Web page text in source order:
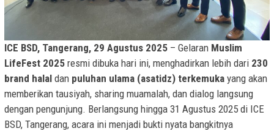
ICE BSD, Tangerang, 29 Agustus 2025 – Gelaran Muslim
LifeFest 2025 resmi dibuka hari ini, menghadirkan lebih dari 230
brand halal dan puluhan ulama (asatidz) terkemuka yang akan
memberikan tausiyah, sharing muamalah, dan dialog langsung
dengan pengunjung. Berlangsung hingga 31 Agustus 2025 di ICE
BSD, Tangerang, acara ini menjadi bukti nyata bangkitnya